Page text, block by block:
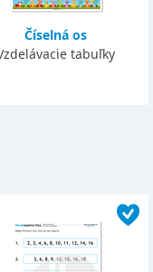
Číselná os
tabuľky